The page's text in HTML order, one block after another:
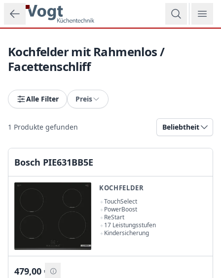
Zum Hauptinhalt springen
Kochfelder mit Rahmenlos /
Facettenschliff
Alle Filter Preis
1 Produkte gefunden Beliebtheit
Bosch PIE631BB5E
KOCHFELDER
TouchSelect
PowerBoost
ReStart
17 Leistungsstufen
Kindersicherung
479,00 €